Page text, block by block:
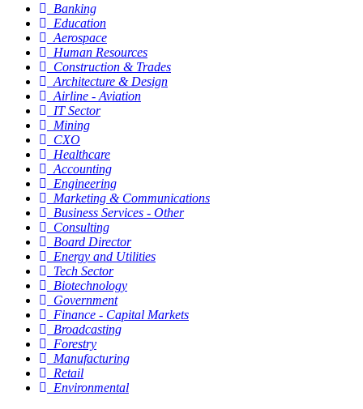
Banking
Education
Aerospace
Human Resources
Construction & Trades
Architecture & Design
Airline - Aviation
IT Sector
Mining
CXO
Healthcare
Accounting
Engineering
Marketing & Communications
Business Services - Other
Consulting
Board Director
Energy and Utilities
Tech Sector
Biotechnology
Government
Finance - Capital Markets
Broadcasting
Forestry
Manufacturing
Retail
Environmental